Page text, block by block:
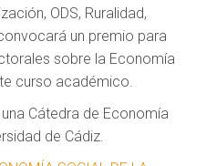
ODS, Ruralidad,
un premio para
sobre la Economía
curso académico.
Cátedra de Economía
de Cádiz.